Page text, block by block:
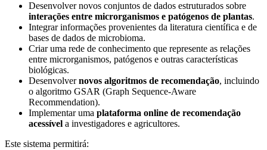
Desenvolver novos conjuntos de dados estruturados sobre
interações entre microrganismos e patógenos de plantas.
Integrar informações provenientes da literatura científica e de
bases de dados de microbioma.
Criar uma rede de conhecimento que represente as relações
entre microrganismos, patógenos e outras características
biológicas.
Desenvolvernovos algoritmos de recomendação, incluindo
o algoritmo GSAR (Graph Sequence-Aware
Recommendation).
Implementar uma plataforma online de recomendação
acessível a investigadores e agricultores.
Este sistema permitirá: